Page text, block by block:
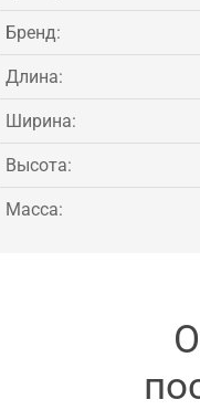
Бренд:
Длина:
Ширина:
Высота:
Масса: